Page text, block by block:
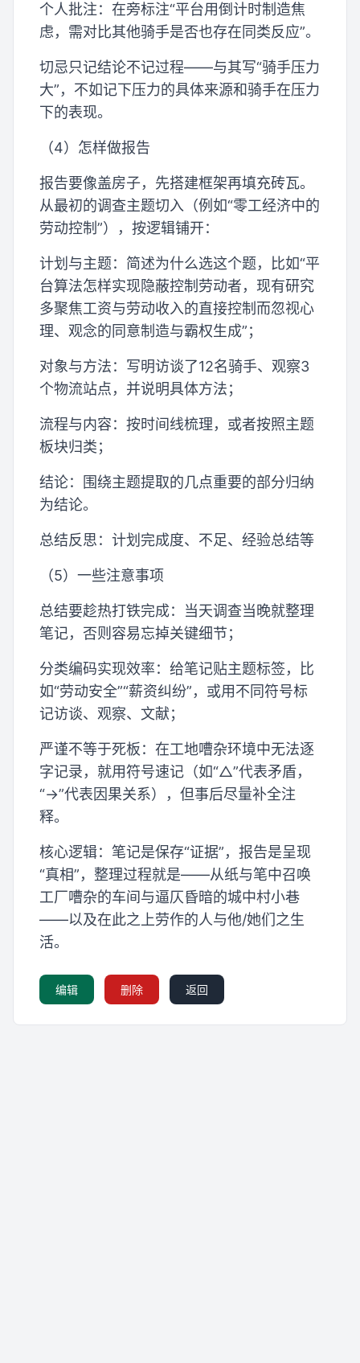
个人批注：在旁标注“平台用倒计时制造焦
虑，需对比其他骑手是否也存在同类反应”。
切忌只记结论不记过程——与其写“骑手压力
大”，不如记下压力的具体来源和骑手在压力
下的表现。
（4）怎样做报告
报告要像盖房子，先搭建框架再填充砖瓦。
从最初的调查主题切入（例如“零工经济中的
劳动控制”），按逻辑铺开：
计划与主题：简述为什么选这个题，比如“平
台算法怎样实现隐蔽控制劳动者，现有研究
多聚焦工资与劳动收入的直接控制而忽视心
理、观念的同意制造与霸权生成”；
对象与方法：写明访谈了12名骑手、观察3
个物流站点，并说明具体方法；
流程与内容：按时间线梳理，或者按照主题
板块归类；
结论：围绕主题提取的几点重要的部分归纳
为结论。
总结反思：计划完成度、不足、经验总结等
（5）一些注意事项
总结要趁热打铁完成：当天调查当晚就整理
笔记，否则容易忘掉关键细节；
分类编码实现效率：给笔记贴主题标签，比
如“劳动安全”“薪资纠纷”，或用不同符号标
记访谈、观察、文献；
严谨不等于死板：在工地嘈杂环境中无法逐
字记录，就用符号速记（如“△”代表矛盾，
“→”代表因果关系），但事后尽量补全注
释。
核心逻辑：笔记是保存“证据”，报告是呈现
“真相”，整理过程就是——从纸与笔中召唤
工厂嘈杂的车间与逼仄昏暗的城中村小巷
——以及在此之上劳作的人与他/她们之生
活。
编辑 删除 返回